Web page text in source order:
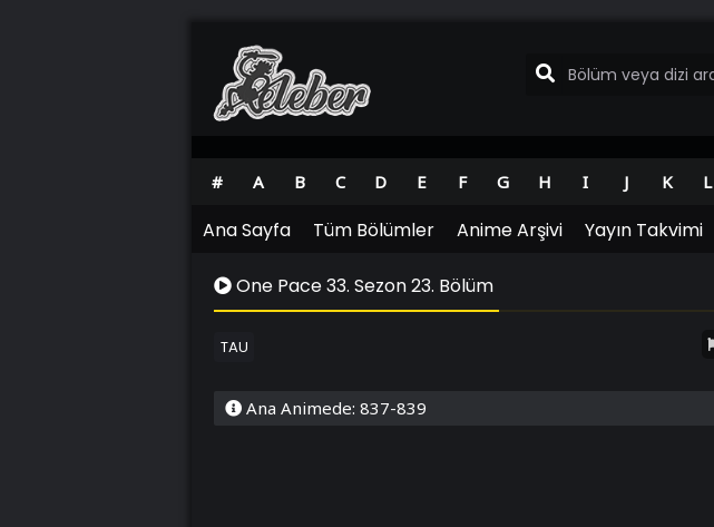
# A B C D E F G H I J K L
Ana Sayfa Tüm Bölümler Anime Arşivi Yayın Takvimi
One Pace 33. Sezon 23. Bölüm
TAU
Ana Animede: 837-839